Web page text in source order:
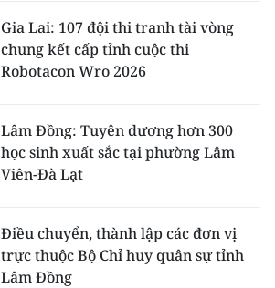
Gia Lai: 107 đội thi tranh tài vòng
chung kết cấp tỉnh cuộc thi
Robotacon Wro 2026
Lâm Đồng: Tuyên dương hơn 300
học sinh xuất sắc tại phường Lâm
Viên-Đà Lạt
Điều chuyển, thành lập các đơn vị
trực thuộc Bộ Chỉ huy quân sự tỉnh
Lâm Đồng